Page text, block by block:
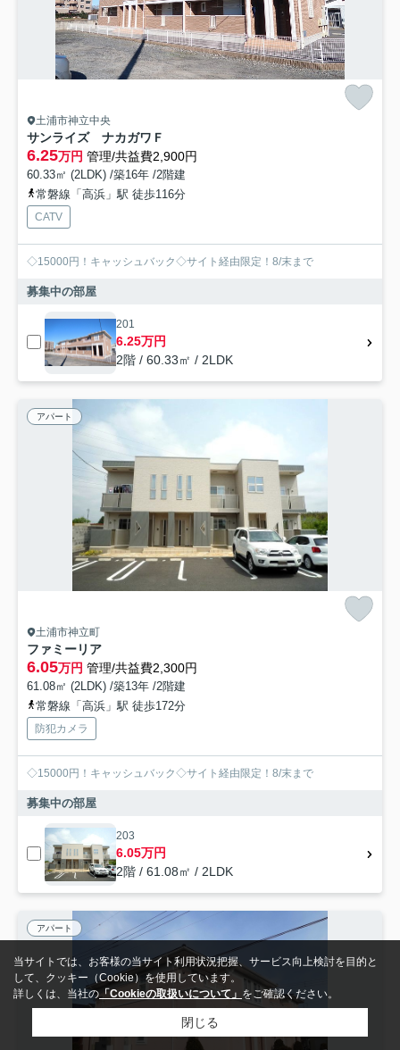
土浦市神立中央
サンライズ ナカガワＦ
6.25万円 管理/共益費2,900円
60.33㎡ (2LDK) /築16年 /2階建
常磐線「高浜」駅 徒歩116分
CATV
◇15000円！キャッシュバック◇サイト経由限定！8/末まで
募集中の部屋
201
6.25万円
2階 / 60.33㎡ / 2LDK
アパート
土浦市神立町
ファミーリア
6.05万円 管理/共益費2,300円
61.08㎡ (2LDK) /築13年 /2階建
常磐線「高浜」駅 徒歩172分
防犯カメラ
◇15000円！キャッシュバック◇サイト経由限定！8/末まで
募集中の部屋
203
6.05万円
2階 / 61.08㎡ / 2LDK
アパート
当サイトでは、お客様の当サイト利用状況把握、サービス向上検討を目的と
して、クッキー（Cookie）を使用しています。
詳しくは、当社の 「Cookieの取扱いについて」 をご確認ください。
閉じる